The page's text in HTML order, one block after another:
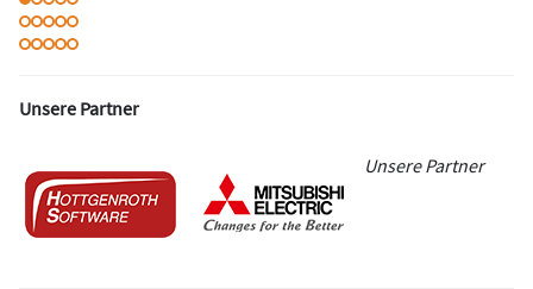
Unsere Partner
Unsere Partner